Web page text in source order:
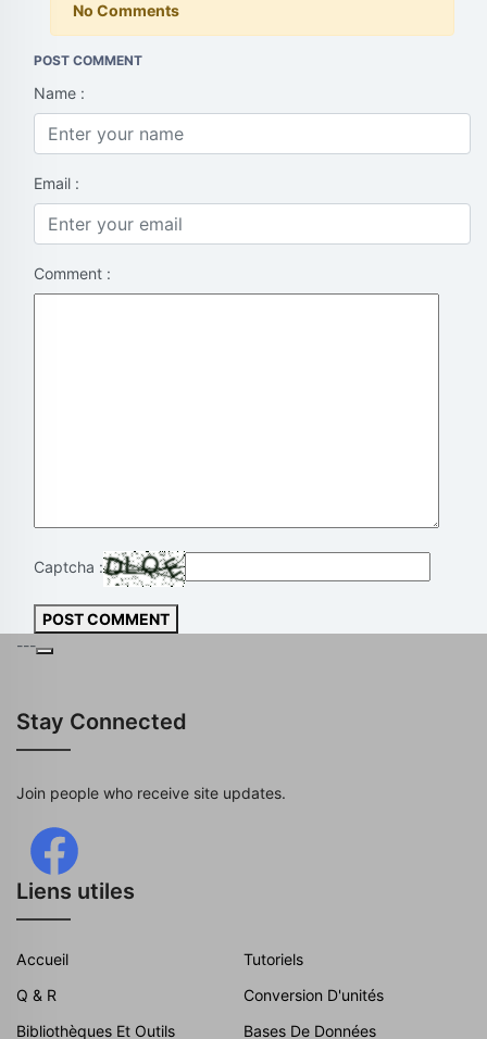
No Comments
POST COMMENT
Name :
Email :
Comment :
Captcha :
POST COMMENT
---
Stay Connected
Join people who receive site updates.
Liens utiles
Accueil
Tutoriels
Q & R
Conversion D'unités
Bibliothèques Et Outils
Bases De Données